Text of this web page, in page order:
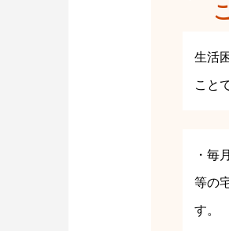
生活
こと
・毎
等の
す。